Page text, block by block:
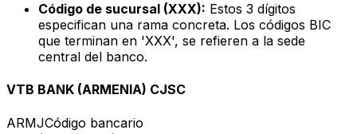
Código de sucursal (XXX): Estos 3 dígitos
especifican una rama concreta. Los códigos BIC
que terminan en 'XXX', se refieren a la sede
central del banco.
VTB BANK (ARMENIA) CJSC
ARMJCódigo bancario